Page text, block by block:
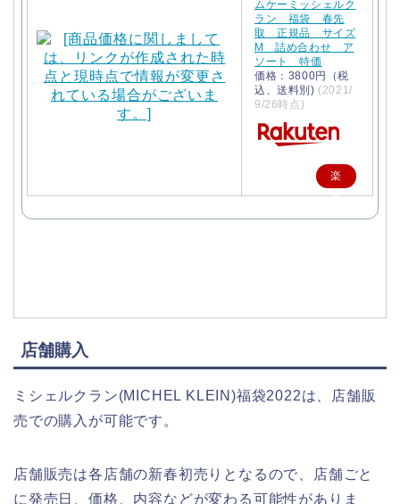
ムケーミッシェルク
ラン 福袋 春先
取 正規品 サイズ
M 詰め合わせ ア
ソート 特価
価格：3800円（税
込、送料別) (2021/
9/26時点)
楽
天
店舗購入
ミシェルクラン(MICHEL KLEIN)福袋2022は、店舗販
売での購入が可能です。
店舗販売は各店舗の新春初売りとなるので、店舗ごと
に発売日、価格、内容などが変わる可能性がありま